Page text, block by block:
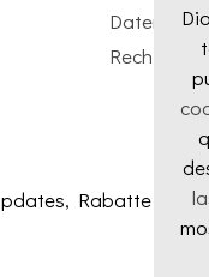
Rechtliche
Rabatte und